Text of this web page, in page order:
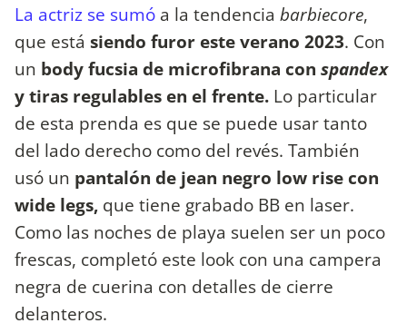
La actriz se sumó a la tendencia barbiecore,
que está siendo furor este verano 2023. Con
un body fucsia de microfibrana con spandex
y tiras regulables en el frente. Lo particular
de esta prenda es que se puede usar tanto
del lado derecho como del revés. También
usó un pantalón de jean negro low rise con
wide legs, que tiene grabado BB en laser.
Como las noches de playa suelen ser un poco
frescas, completó este look con una campera
negra de cuerina con detalles de cierre
delanteros.